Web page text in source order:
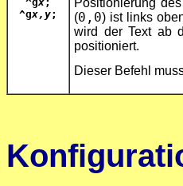
^gx,y;
Positionierung
(0,0) ist links
wird der Text ab
positioniert.
Dieser Befehl